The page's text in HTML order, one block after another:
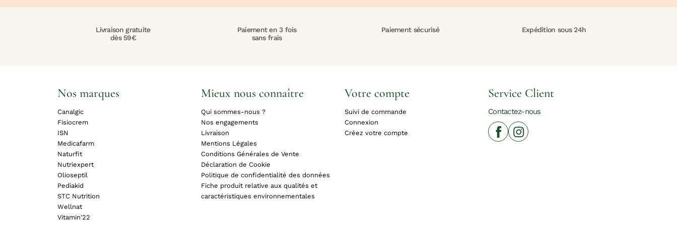
Livraison gratuite
dès 59€
Paiement en 3 fois
sans frais
Paiement sécurisé Expédition sous 24h
Nos marques
Canalgic
Fisiocrem
ISN
Medicafarm
Naturfit
Nutriexpert
Olioseptil
Pediakid
STC Nutrition
Wellnat
Vitamin'22
Mieux nous connaître
Qui sommes-nous ?
Nos engagements
Livraison
Mentions Légales
Conditions Générales de Vente
Déclaration de Cookie
Politique de confidentialité des données
Fiche produit relative aux qualités et
caractéristiques environnementales
Votre compte
Suivi de commande
Connexion
Créez votre compte
Service Client
Contactez-nous